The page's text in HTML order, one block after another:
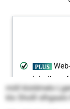
miill kloldmelo
klo Sholll slhgaalo